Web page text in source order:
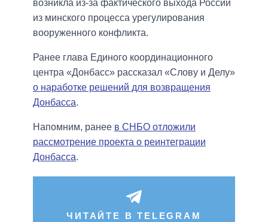
возникла из-за фактического выхода России
из минского процесса урегулирования
вооруженного конфликта.
Ранее глава Единого координационного
центра «Донбасс» рассказал «Слову и Делу»
о наработке решений для возвращения
Донбасса.
Напомним, ранее в СНБО отложили
рассмотрение проекта о реинтеграции
Донбасса.
ЧИТАЙТЕ В TELEGRAM